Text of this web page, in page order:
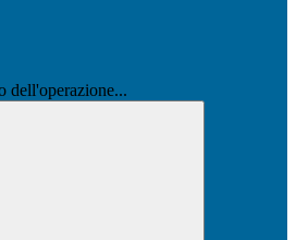
dell'operazione...